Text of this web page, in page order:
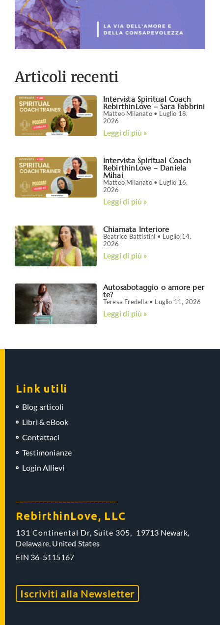
Articoli recenti
Intervista Spiritual Coach
RebirthinLove – Sara Fabbrini
Matteo Milanato
Luglio 18,
2026
Leggi di più »
Intervista Spiritual Coach
RebirthinLove – Daniela
Mihai
Matteo Milanato
Luglio 16,
2026
Leggi di più »
Chiamata Interiore
Beatrice Battistini
Luglio 14,
2026
Leggi di più »
Autosabotaggio o amore per
te?
Teresa Fredella Luglio 11, 2026
Leggi di più »
Link utili
Blog articoli
Libri & eBook
Contattaci
Testimonianze
Login Allievi
RebirthinLove, LLC
131 Continental Dr, Suite 305, 19713 Newark,
Delaware, United States
EIN 36-5115167
Iscriviti alla Newsletter